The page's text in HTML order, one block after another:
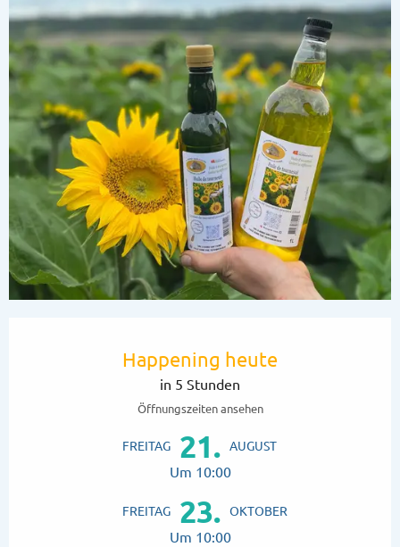
Happening heute
in 5 Stunden
Öffnungszeiten ansehen
FREITAG 21. AUGUST
Um 10:00
FREITAG 23. OKTOBER
Um 10:00